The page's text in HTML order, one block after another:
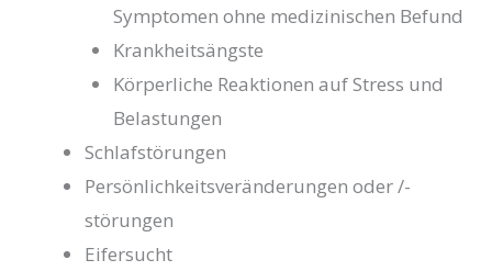
Symptomen ohne medizinischen Befund
Krankheitsängste
Körperliche Reaktionen auf Stress und
Belastungen
Schlafstörungen
Persönlichkeitsveränderungen oder /-
störungen
Eifersucht